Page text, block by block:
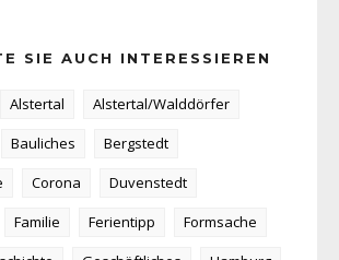
SIE AUCH INTERESSIEREN
Alstertal
Alstertal/Walddörfer
Bauliches
Bergstedt
Corona
Duvenstedt
Familie Ferientipp
Formsache